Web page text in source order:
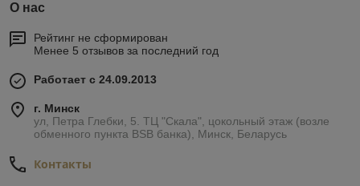
О нас
Рейтинг не сформирован
Менее 5 отзывов за последний год
Работает с 24.09.2013
г. Минск
ул, Петра Глебки, 5. ТЦ "Скала", цокольный этаж (возле
обменного пункта BSB банка), Минск, Беларусь
Контакты